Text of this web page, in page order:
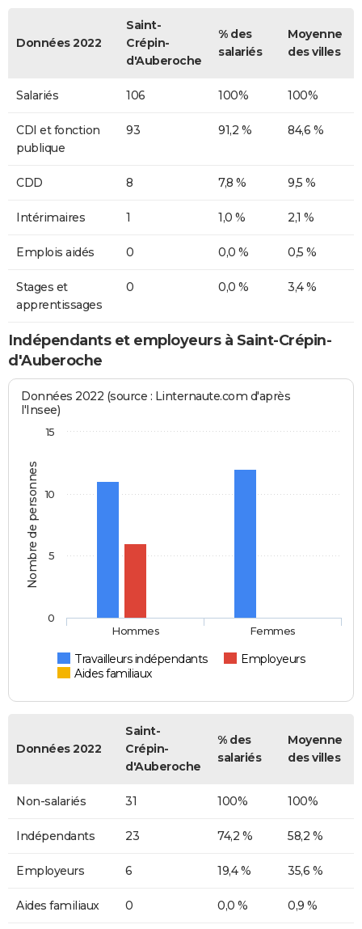
Données 2022
Saint-
Crépin-
d'Auberoche
% des
salariés
Moyenne
des villes
Salariés 106 100% 100%
CDI et fonction
publique
93 91,2 % 84,6 %
CDD 8 7,8 % 9,5 %
Intérimaires 1 1,0 % 2,1 %
Emplois aidés 0 0,0 % 0,5 %
Stages et
apprentissages
0 0,0 % 3,4 %
Indépendants et employeurs à Saint-Crépin-
d'Auberoche
Nombre de personnes
Données 2022 (source : Linternaute.com d'après
l'Insee)
Travailleurs indépendants
Employeurs
Aides familiaux
Hommes Femmes
0
5
10
15
Données 2022
Saint-
Crépin-
d'Auberoche
% des
salariés
Moyenne
des villes
Non-salariés 31 100% 100%
Indépendants 23 74,2 % 58,2 %
Employeurs 6 19,4 % 35,6 %
Aides familiaux 0 0,0 % 0,9 %